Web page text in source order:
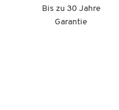
Bis zu 30 Jahre
Garantie